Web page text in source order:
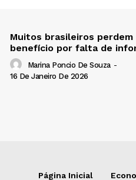
Muitos brasileiros perdem
benefício por falta de
Marina Poncio De Souza -
16 De Janeiro De 2026
Página Inicial